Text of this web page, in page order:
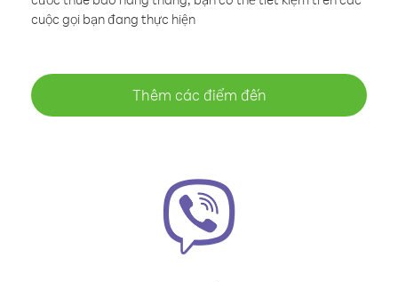
cuộc gọi bạn đang thực hiện
Thêm các điểm đến